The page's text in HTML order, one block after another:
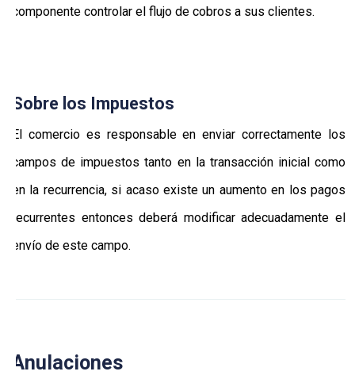
componente controlar el flujo de cobros a sus clientes.
Sobre los Impuestos
El comercio es responsable en enviar correctamente los
campos de impuestos tanto en la transacción inicial como
en la recurrencia, si acaso existe un aumento en los pagos
recurrentes entonces deberá modificar adecuadamente el
envío de este campo.
Anulaciones